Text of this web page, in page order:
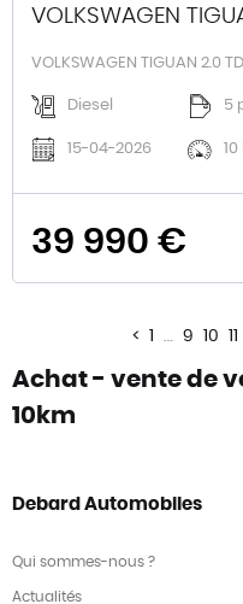
VOLKSWAGEN
VOLKSWAGEN TIGUAN 2.0
Diesel 5
15-04-2026
39 990 €
< … 9 10
Achat - vente de
10km
Debard Automobiles
Qui sommes-nous ?
Actualités